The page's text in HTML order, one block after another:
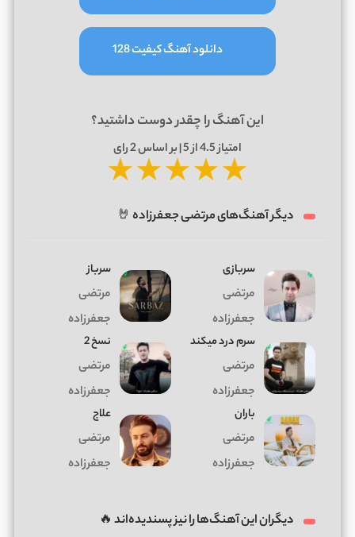
دانلود آهنگ کیفیت 128
این آهنگ را چقدر دوست داشتید؟
امتیاز4.5از 5 | بر اساس 2رای
★★★★★
دیگر آهنگ‌های مرتضی جعفرزاده 🤘
سربازی
مرتضی
جعفرزاده
سرباز
مرتضی
جعفرزاده
سرم درد میکند
مرتضی
جعفرزاده
نسخ 2
مرتضی
جعفرزاده
باران
مرتضی
جعفرزاده
علاج
مرتضی
جعفرزاده
دیگران این آهنگ‌ها را نیز پسندیده‌اند 🔥